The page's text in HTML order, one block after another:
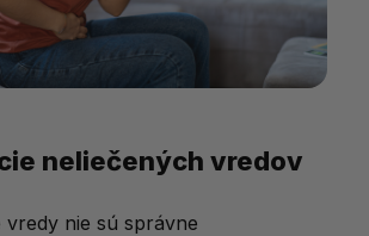
neliečených vredov
nie sú správne